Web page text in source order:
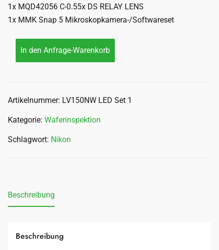
1x MQD42056 C-0.55x DS RELAY LENS
1x MMK Snap 5 Mikroskopkamera-/Softwareset
In den Anfrage-Warenkorb
Artikelnummer: LV150NW LED Set 1
Kategorie: Waferinspektion
Schlagwort: Nikon
Beschreibung
Beschreibung